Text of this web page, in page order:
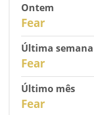
Ontem
Fear
Última semana
Fear
Último mês
Fear